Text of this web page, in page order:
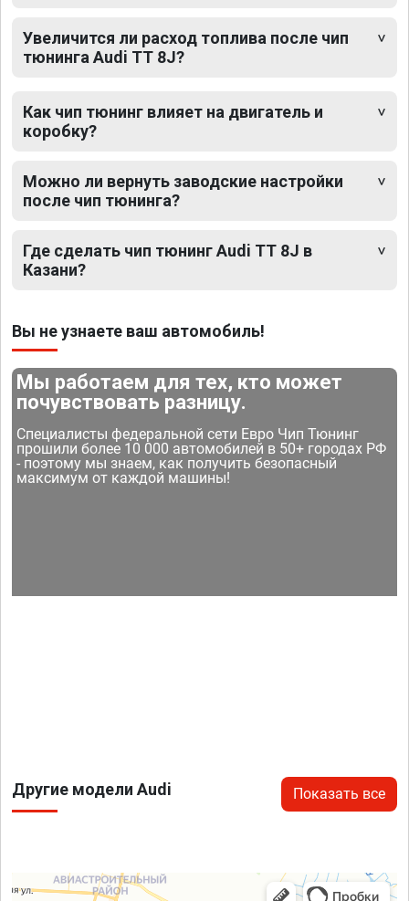
Увеличится ли расход топлива после чип
тюнинга Audi TT 8J?
Как чип тюнинг влияет на двигатель и
коробку?
Можно ли вернуть заводские настройки
после чип тюнинга?
Где сделать чип тюнинг Audi TT 8J в
Казани?
Вы не узнаете ваш автомобиль!
Мы работаем для тех, кто может
почувствовать разницу.
Специалисты федеральной сети Евро Чип Тюнинг
прошили более 10 000 автомобилей в 50+ городах РФ
- поэтому мы знаем, как получить безопасный
максимум от каждой машины!
Другие модели Audi Показать все